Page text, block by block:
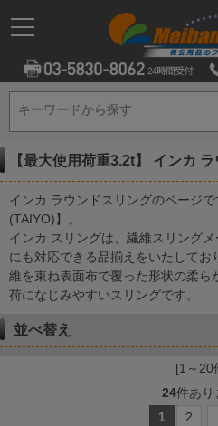
キーワードから探す
キーワードから探す
【最大使用荷重3.2t】 インカ
インカ ラウンドスリングのページ
(TAIYO)】。
インカ スリングは、繊維スリング
にも対応できる品揃えをいたして
維を束ね表面布で覆った形状の柔ら
荷になじみやすいスリングです。
並べ替え
[1～20
24件あり
1
2